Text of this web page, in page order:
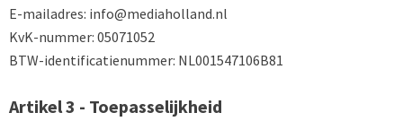
E-mailadres: info@mediaholland.nl
KvK-nummer: 05071052
BTW-identificatienummer: NL001547106B81
Artikel 3 - Toepasselijkheid